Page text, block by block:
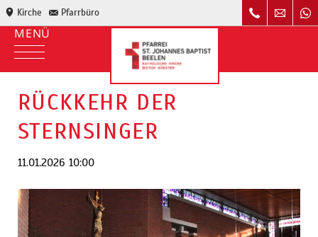
Kirche Pfarrbüro
RÜCKKEHR DER
STERNSINGER
11.01.2026 10:00